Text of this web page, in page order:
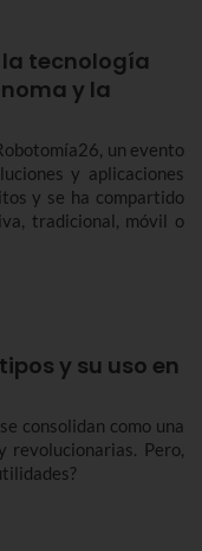
tecnología
y la
un evento
y aplicaciones
y se ha compartido
tradicional, móvil o
y su uso en
consolidan como una
revolucionarias. Pero,